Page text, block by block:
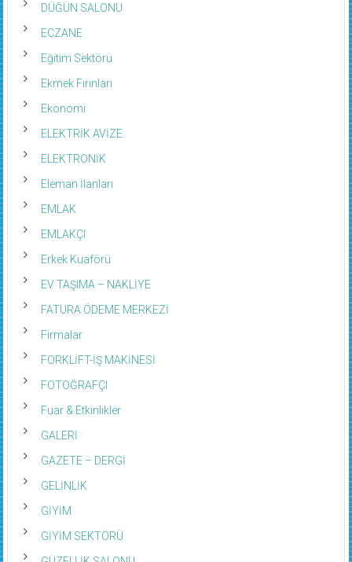
DÜĞÜN SALONU
ECZANE
Eğitim Sektörü
Ekmek Fırınları
Ekonomi
ELEKTRİK AVİZE
ELEKTRONİK
Eleman İlanları
EMLAK
EMLAKÇI
Erkek Kuaförü
EV TAŞIMA – NAKLİYE
FATURA ÖDEME MERKEZİ
Firmalar
FORKLİFT-İŞ MAKİNESİ
FOTOĞRAFÇI
Fuar & Etkinlikler
GALERİ
GAZETE – DERGİ
GELİNLİK
GİYİM
GİYİM SEKTÖRÜ